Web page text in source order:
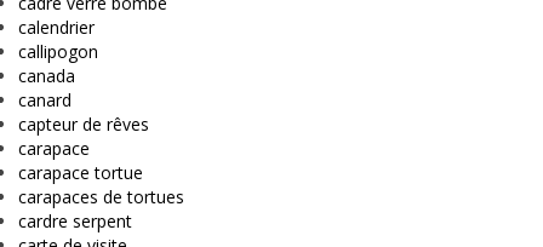
calendrier
callipogon
canada
canard
capteur de rêves
carapace
carapace tortue
carapaces de tortues
cardre serpent